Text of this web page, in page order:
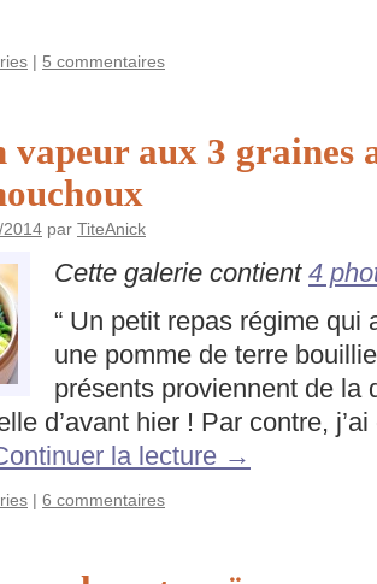
| 5 commentaires
vapeur aux 3 graines
2014 par TiteAnick
Cette galerie contient 4
“ Un petit repas régime qui
une pomme de terre
présents proviennent de la
d’avant hier ! Par contre,
la lecture →
| 6 commentaires